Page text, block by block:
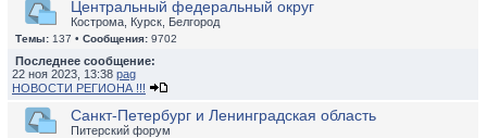
Центральный федеральный округ
Кострома, Курск, Белгород
Темы: 137 • Сообщения: 9702
Последнее сообщение:
22 ноя 2023, 13:38 pag
НОВОСТИ РЕГИОНА !!!
Санкт-Петербург и Ленинградская область
Питерский форум